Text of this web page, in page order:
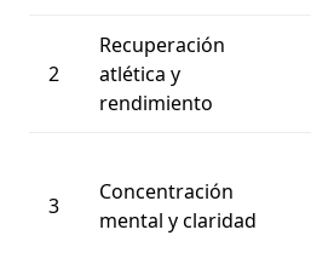
2
Recuperación
atlética y
rendimiento
3
Concentración
mental y claridad